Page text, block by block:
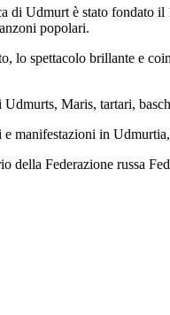
Udmurt è stato fondato
popolari.
lo spettacolo brillante e
Maris, tartari,
manifestazioni in
della Federazione russa